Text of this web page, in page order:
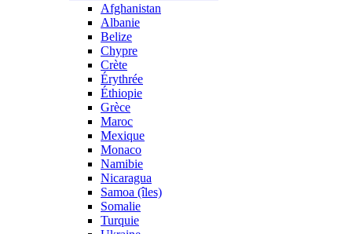
Afghanistan
Albanie
Belize
Chypre
Crète
Érythrée
Éthiopie
Grèce
Maroc
Mexique
Monaco
Namibie
Nicaragua
Samoa (îles)
Somalie
Turquie